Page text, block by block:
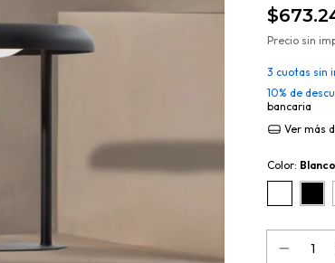
Precio sin
3 cuotas sin
10% de
bancaria
Ver más
Color: Blanco